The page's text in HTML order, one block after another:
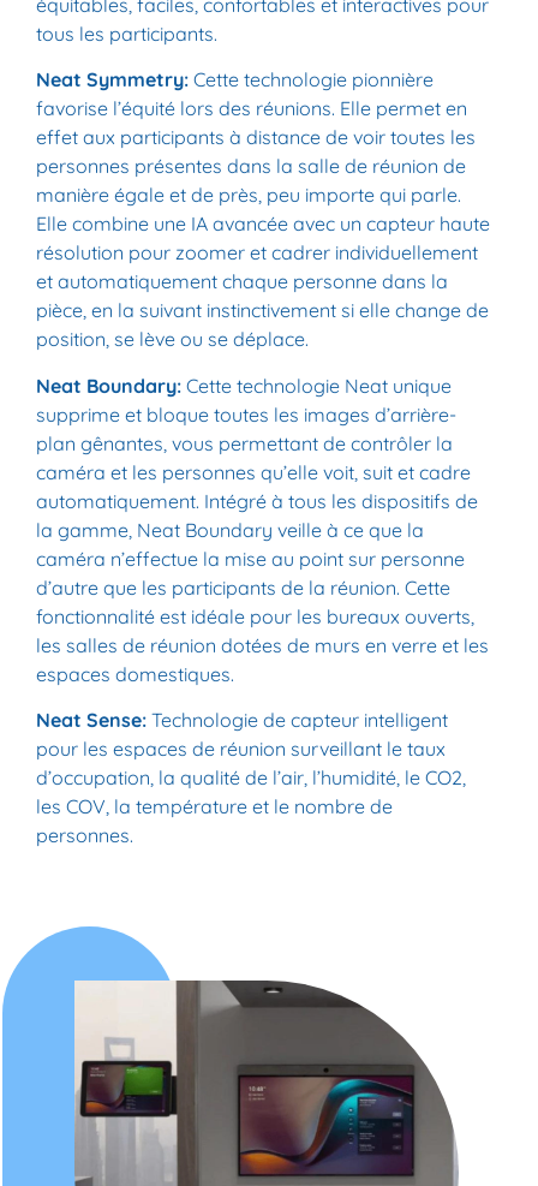
tous les participants.
Neat Symmetry: Cette technologie pionnière
favorise l’équité lors des réunions. Elle permet en
effet aux participants à distance de voir toutes les
personnes présentes dans la salle de réunion de
manière égale et de près, peu importe qui parle.
Elle combine une IA avancée avec un capteur haute
résolution pour zoomer et cadrer individuellement
et automatiquement chaque personne dans la
pièce, en la suivant instinctivement si elle change de
position, se lève ou se déplace.
Neat Boundary: Cette technologie Neat unique
supprime et bloque toutes les images d’arrière-
plan gênantes, vous permettant de contrôler la
caméra et les personnes qu’elle voit, suit et cadre
automatiquement. Intégré à tous les dispositifs de
la gamme, Neat Boundary veille à ce que la
caméra n’effectue la mise au point sur personne
d’autre que les participants de la réunion. Cette
fonctionnalité est idéale pour les bureaux ouverts,
les salles de réunion dotées de murs en verre et les
espaces domestiques.
Neat Sense: Technologie de capteur intelligent
pour les espaces de réunion surveillant le taux
d’occupation, la qualité de l’air, l’humidité, le CO2,
les COV, la température et le nombre de
personnes.